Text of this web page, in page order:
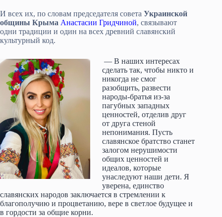
И всех их, по словам председателя совета Украинской
общины Крыма Анастасии Гридчиной, связывают
одни традиции и один на всех древний славянский
культурный код.
— В наших интересах
сделать так, чтобы никто и
никогда не смог
разобщить, развести
народы-братья из-за
пагубных западных
ценностей, отделив друг
от друга стеной
непонимания. Пусть
славянское братство станет
залогом нерушимости
общих ценностей и
идеалов, которые
унаследуют наши дети. Я
уверена, единство
славянских народов заключается в стремлении к
благополучию и процветанию, вере в светлое будущее и
в гордости за общие корни.